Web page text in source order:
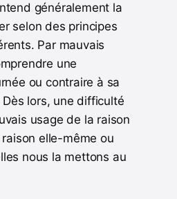
généralement la
selon des principes
Par mauvais
une
ou contraire à sa
lors, une difficulté
usage de la raison
elle-même ou
nous la mettons au